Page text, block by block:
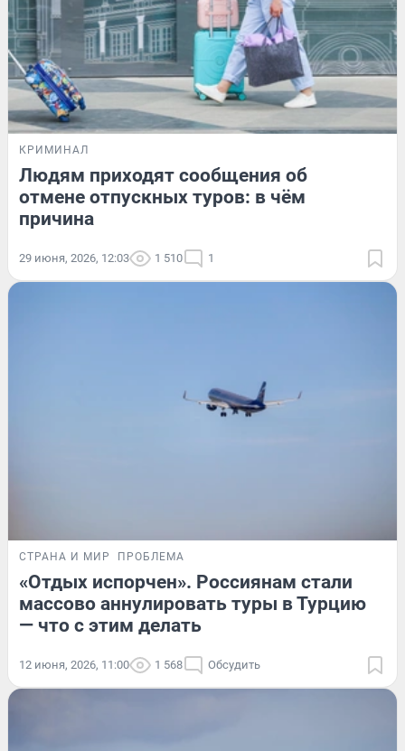
КРИМИНАЛ
Людям приходят сообщения об
отмене отпускных туров: в чём
причина
29 июня, 2026, 12:03 1 510 1
СТРАНА И МИР ПРОБЛЕМА
«Отдых испорчен». Россиянам стали
массово аннулировать туры в Турцию
— что с этим делать
12 июня, 2026, 11:00 1 568 Обсудить